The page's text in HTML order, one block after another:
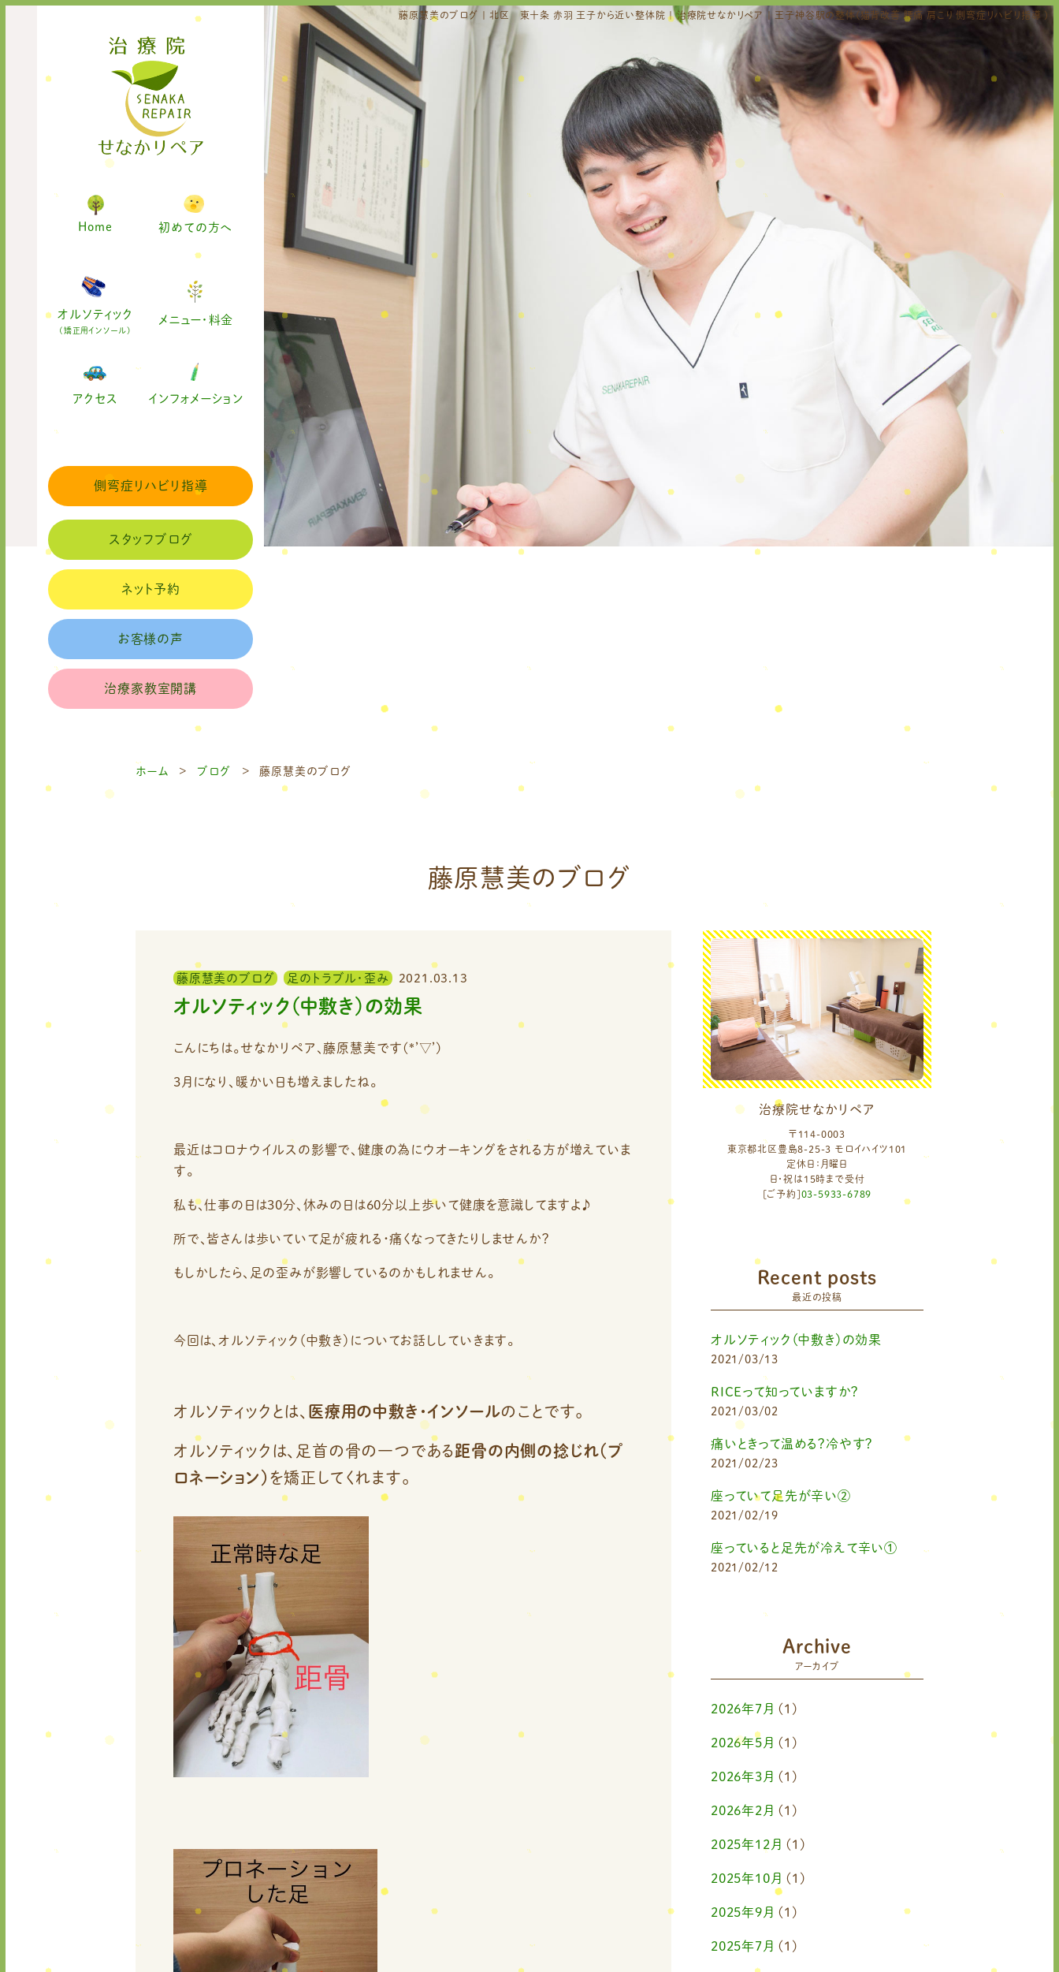
藤原慧美のブログ | 北区 東十条 赤羽 王子から近い整体院 | 治療院せなかリペア | 王子神谷駅の整体(猫背改善 腰痛 肩こり 側弯症リハビリ指導 )
Home 初めての方へ
オルソティック
(矯正用インソール)
メニュー・料金
アクセス インフォメーション
側弯症リハビリ指導
スタッフブログ
ネット予約
お客様の声
治療家教室開講
ホーム ブログ 藤原慧美のブログ
藤原慧美のブログ
藤原慧美のブログ 足のトラブル・歪み 2021.03.13
オルソティック（中敷き）の効果
こんにちは。せなかリペア、藤原慧美です(*’▽’)
3月になり、暖かい日も増えましたね。
最近はコロナウイルスの影響で、健康の為にウオーキングをされる方が増えていま
す。
私も、仕事の日は30分、休みの日は60分以上歩いて健康を意識してますよ♪
所で、皆さんは歩いていて足が疲れる・痛くなってきたりしませんか？
もしかしたら、足の歪みが影響しているのかもしれません。
今回は、オルソティック（中敷き）についてお話ししていきます。
オルソティックとは、 医療用の中敷き・インソールのことです。
オルソティックは、足首の骨の一つである距骨の内側の捻じれ（プ
ロネーション） を矯正してくれます。
治療院せなかリペア
〒114-0003
東京都北区豊島8-25-3 モロイハイツ101
定休日：月曜日
日・祝は15時まで受付
[ご予約] 03-5933-6789
Recent posts
最近の投稿
オルソティック（中敷き）の効果
2021/03/13
RICEって知っていますか？
2021/03/02
痛いときって温める？冷やす？
2021/02/23
座っていて足先が辛い②
2021/02/19
座っていると足先が冷えて辛い①
2021/02/12
Archive
アーカイブ
2026年7月 (1)
2026年5月 (1)
2026年3月 (1)
2026年2月 (1)
2025年12月 (1)
2025年10月 (1)
2025年9月 (1)
2025年7月 (1)